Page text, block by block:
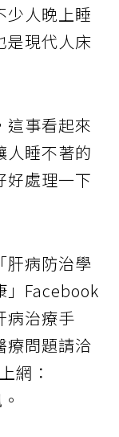
少人晚上睡
是現代人床
這事看起來
人睡不著的
好處理一下
肝病防治學
」Facebook
病治療手
療問題請洽
網：